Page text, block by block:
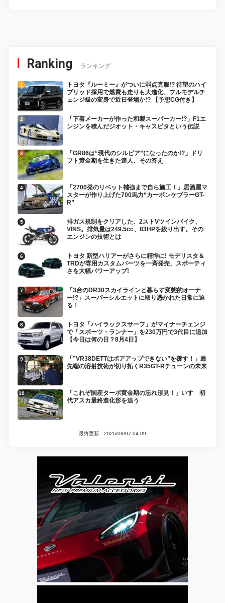
Ranking ランキング
トヨタ『ルーミー』がついに弱点克服!? 待望のハイ
ブリッド採用で燃費も走りも大進化、フルモデルチ
ェンジ級の変身で近日登場か!? 【予想CG付き】
「下着メーカーが作った和製スーパーカー!?」F1エ
ンジンを積んだジオット・キャスピタという伝説
「GR86は“現代のシルビア”になったのか!?」ドリ
フト黄金期を生きた達人、その答え
「2700発のリベット補強まで自ら施工！」居酒屋マ
スターが作り上げた700馬力“カーボンケブラーGT-
R”
排ガス規制をクリアした、2ストVツインバイク、
VINS。排気量は249.5cc、83HPを絞り出す。その
エンジンの技術とは
トヨタ 新型ハリアーがさらに精悍に! モデリスタ＆
TRDが専用カスタムパーツを一斉発売、スポーティ
さを大幅パワーアップ!
「3台のDR30スカイラインと暮らす変態的オーナ
ー!?」スーパーシルエットに取り憑かれた日常に迫
る！
トヨタ「ハイラックスサーフ」がマイナーチェンジ
で「スポーツ・ランナー」を230万円で3代目に追加
【今日は何の日？8月4日】
「”VR38DETTはボアアップできない”を覆す！」最
先端の溶射技術が切り拓くR35GT-Rチューンの未来
「これぞ国産ターボ黄金期の忘れ形見！」いすゞ初
代アスカ最終進化形を追う
最終更新：2026/08/07 04:09